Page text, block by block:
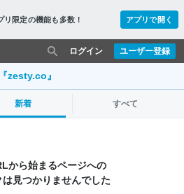
リ限定の機能も多数！ アプリで開く
ユーザー登録
ログイン
『zesty.co』
新着 すべて
から始まるページへの
は見つかりませんでした